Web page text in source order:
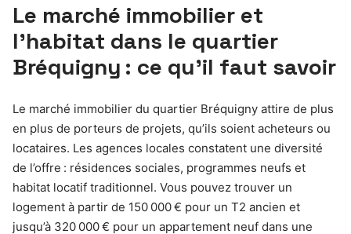
Le marché immobilier et
l’habitat dans le quartier
Bréquigny : ce qu’il faut savoir
Le marché immobilier du quartier Bréquigny attire de plus
en plus de porteurs de projets, qu’ils soient acheteurs ou
locataires. Les agences locales constatent une diversité
de l’offre : résidences sociales, programmes neufs et
habitat locatif traditionnel. Vous pouvez trouver un
logement à partir de 150 000 € pour un T2 ancien et
jusqu’à 320 000 € pour un appartement neuf dans une